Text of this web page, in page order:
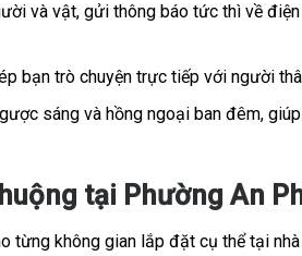
và vật, gửi thông báo tức thì về
bạn trò chuyện trực tiếp với người
sáng và hồng ngoại ban đêm,
tại Phường An
không gian lắp đặt cụ thể tại